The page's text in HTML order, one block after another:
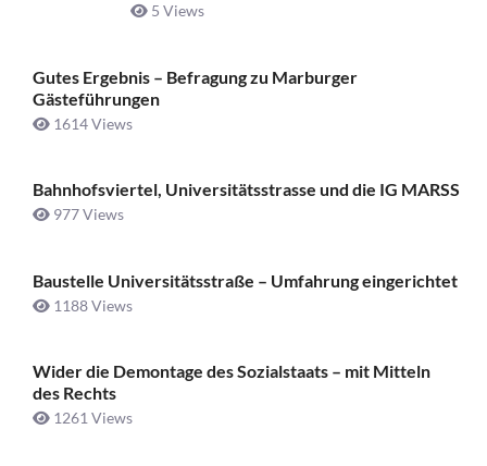
5 Views
Gutes Ergebnis – Befragung zu Marburger
Gästeführungen
1614 Views
Bahnhofsviertel, Universitätsstrasse und die IG MARSS
977 Views
Baustelle Universitätsstraße ­– Umfahrung eingerichtet
1188 Views
Wider die Demontage des Sozialstaats – mit Mitteln
des Rechts
1261 Views